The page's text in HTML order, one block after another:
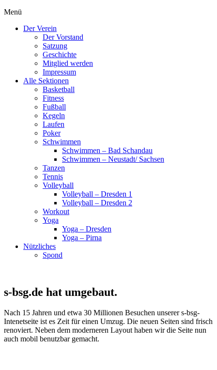
Menü
Der Verein
Der Vorstand
Satzung
Geschichte
Mitglied werden
Impressum
Alle Sektionen
Basketball
Fitness
Fußball
Kegeln
Laufen
Poker
Schwimmen
Schwimmen – Bad Schandau
Schwimmen – Neustadt/ Sachsen
Tanzen
Tennis
Volleyball
Volleyball – Dresden 1
Volleyball – Dresden 2
Workout
Yoga
Yoga – Dresden
Yoga – Pirna
Nützliches
Spond
s-bsg.de hat umgebaut.
Nach 15 Jahren und etwa 30 Millionen Besuchen unserer s-bsg-
Intenetseite ist es Zeit für einen Umzug. Die neuen Seiten sind frisch
renoviert. Neben dem moderneren Layout haben wir die Seite nun
auch mobil benutzbar gemacht.